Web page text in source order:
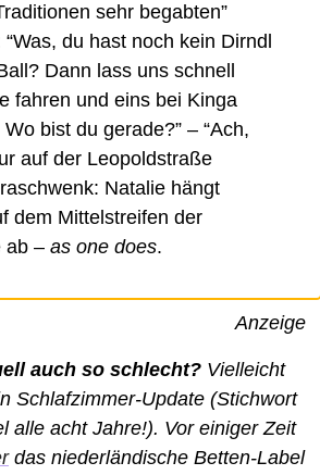
sehr begabten”
“Was, du hast noch kein Dirndl
Dann lass uns schnell
fahren und eins bei Kinga
bist du gerade?” – “Ach,
auf der Leopoldstraße
Natalie hängt
dem Mittelstreifen der
ab – as one does.
Anzeige
auch so schlecht? Vielleicht
Schlafzimmer-Update (Stichwort
alle acht Jahre!). Vor einiger Zeit
das niederländische Betten-Label